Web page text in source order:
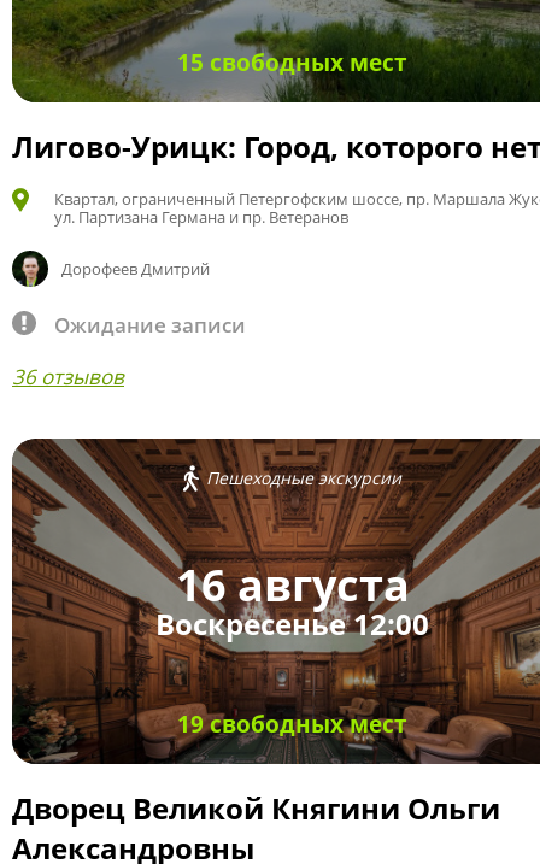
15 свободных мест
Лигово-Урицк: Город, которого
Квартал, ограниченный Петергофским шоссе, пр. Маршала
ул. Партизана Германа и пр. Ветеранов
Дорофеев Дмитрий
Ожидание записи
36 отзывов
Пешеходные экскурсии
16 августа
Воскресенье 12:00
19 свободных мест
Дворец Великой Княгини Ольги
Александровны